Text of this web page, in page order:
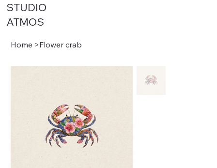
STUDIO
ATMOS
Home >Flower crab